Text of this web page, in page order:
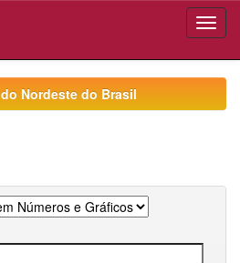
Nordeste do Brasil